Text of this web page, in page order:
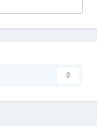
0